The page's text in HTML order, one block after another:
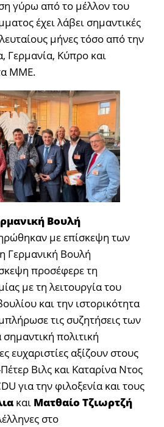
γύρω από το μέλλον του
έχει λάβει σημαντικές
μήνες τόσο από την
Γερμανία, Κύπρο και
ΜΜΕ.
Βουλή
με επίσκεψη των
Γερμανική Βουλή
προσέφερε τη
με τη λειτουργία του
και την ιστορικότητα
τις συζητήσεις των
πολιτική
ευχαριστίες αξίζουν στους
Βιλς και Καταρίνα Ντος
για την φιλοξενία και τους
και Ματθαίο Τζιωρτζή
στο